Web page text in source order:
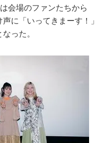
会場のファンたちから
に「いってきまーす！」
った。